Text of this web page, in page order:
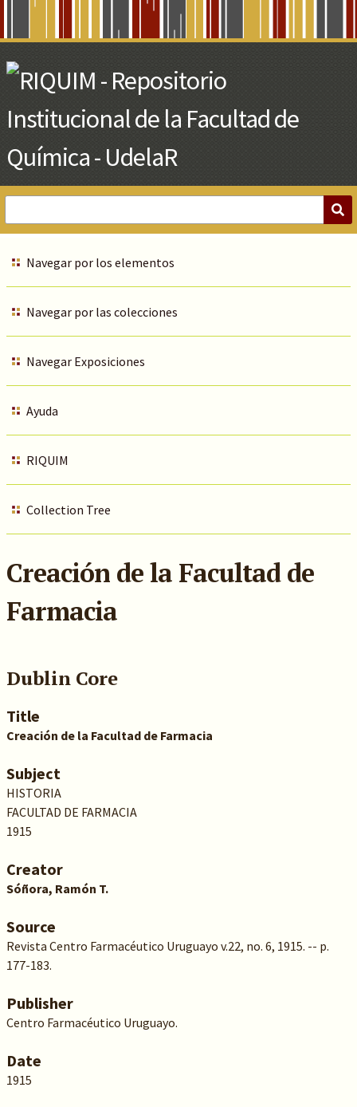
Main
Content
Navegar por los elementos
Navegar por las colecciones
Navegar Exposiciones
Ayuda
RIQUIM
Collection Tree
Creación de la Facultad de
Farmacia
Dublin Core
Title
Creación de la Facultad de Farmacia
Subject
HISTORIA
FACULTAD DE FARMACIA
1915
Creator
Sóñora, Ramón T.
Source
Revista Centro Farmacéutico Uruguayo v.22, no. 6, 1915. -- p.
177-183.
Publisher
Centro Farmacéutico Uruguayo.
Date
1915